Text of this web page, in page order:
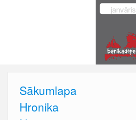
janvāris
Sākumlapa
Hronika